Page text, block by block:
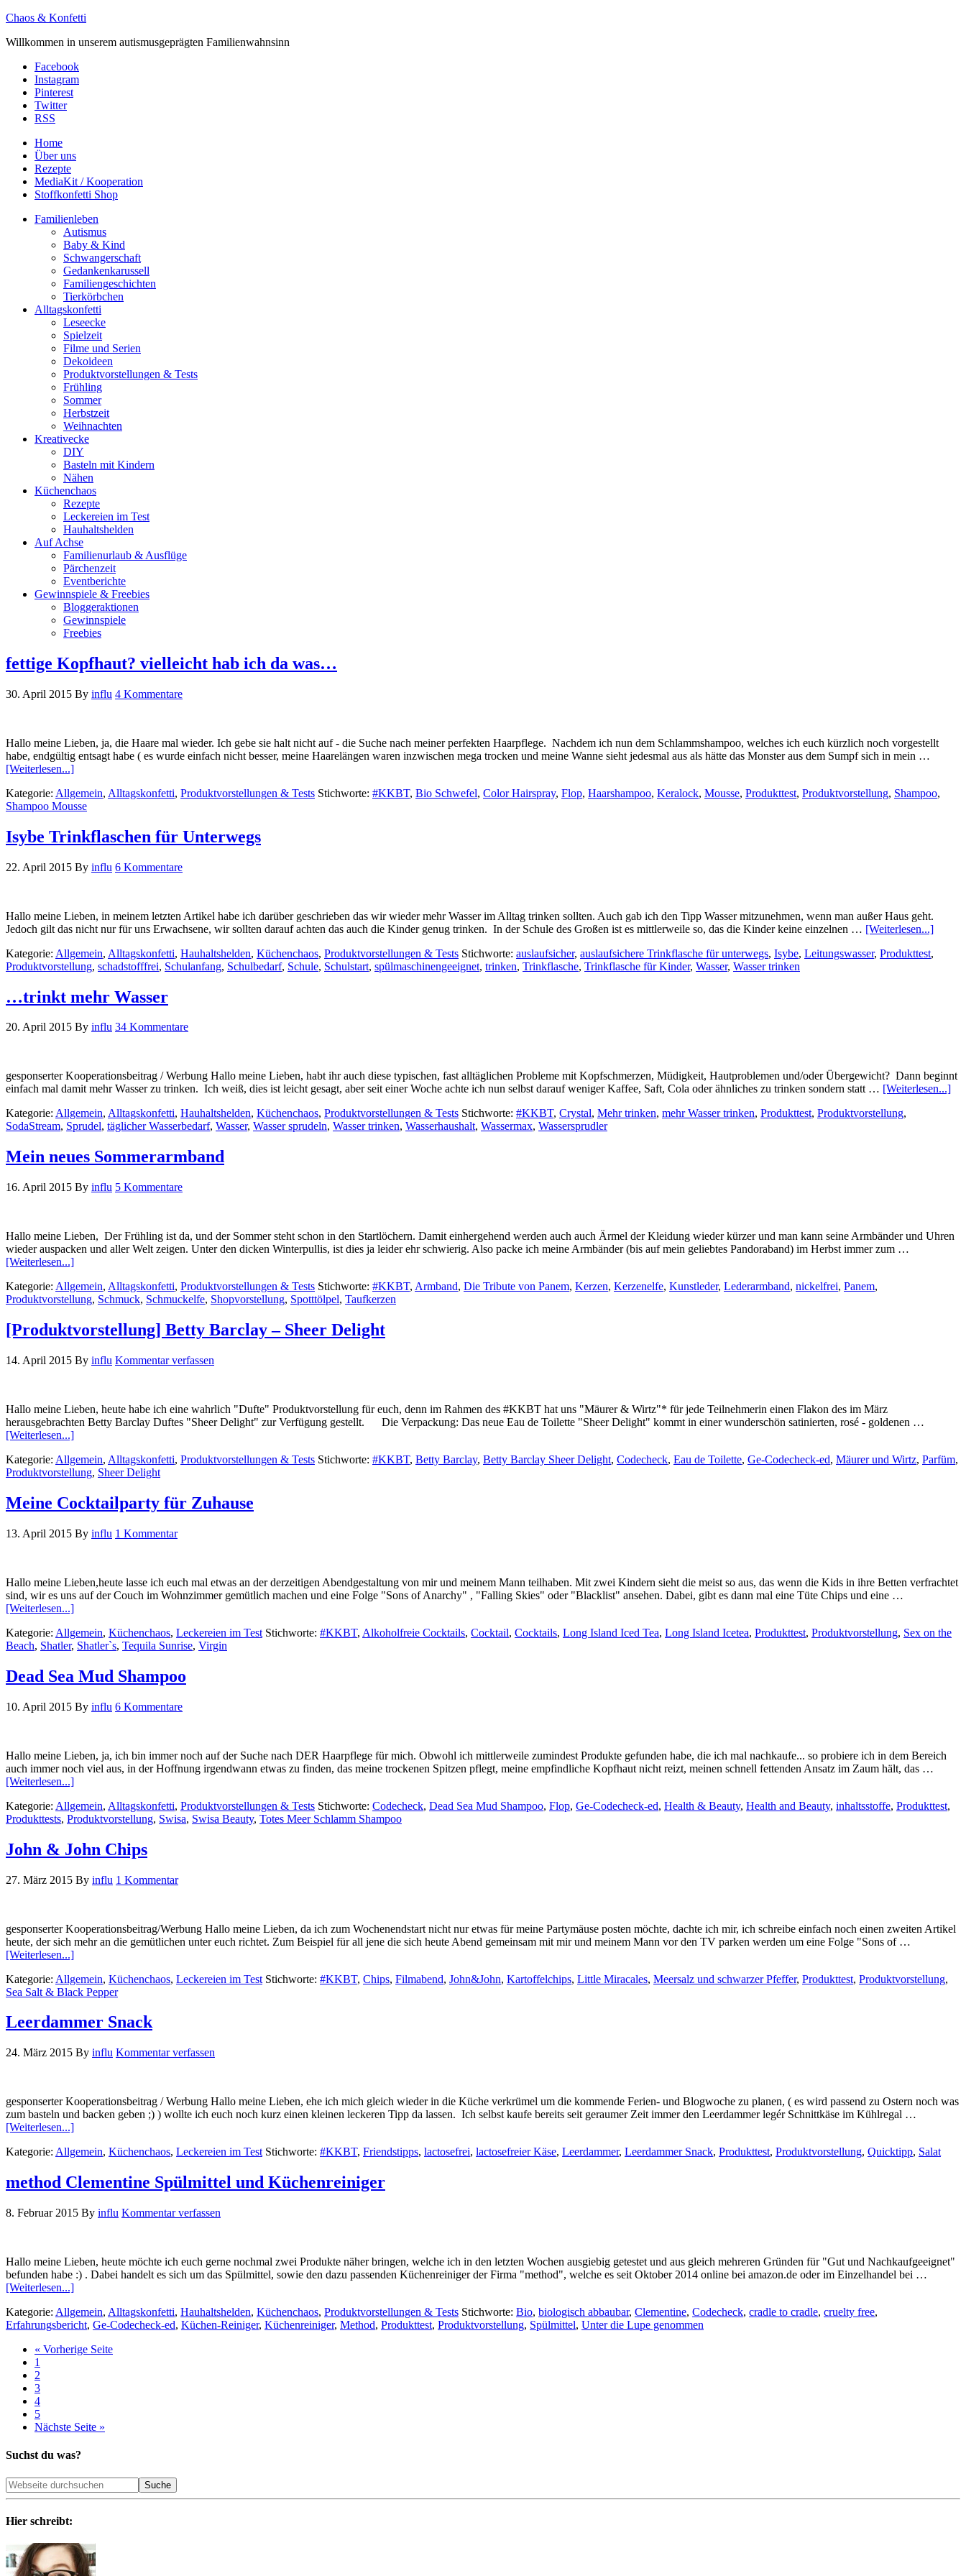
Chaos & Konfetti
Willkommen in unserem autismusgeprägten Familienwahnsinn
Facebook
Instagram
Pinterest
Twitter
RSS
Home
Über uns
Rezepte
MediaKit / Kooperation
Stoffkonfetti Shop
Familienleben
Autismus
Baby & Kind
Schwangerschaft
Gedankenkarussell
Familiengeschichten
Tierkörbchen
Alltagskonfetti
Leseecke
Spielzeit
Filme und Serien
Dekoideen
Produktvorstellungen & Tests
Frühling
Sommer
Herbstzeit
Weihnachten
Kreativecke
DIY
Basteln mit Kindern
Nähen
Küchenchaos
Rezepte
Leckereien im Test
Hauhaltshelden
Auf Achse
Familienurlaub & Ausflüge
Pärchenzeit
Eventberichte
Gewinnspiele & Freebies
Bloggeraktionen
Gewinnspiele
Freebies
fettige Kopfhaut? vielleicht hab ich da was…
30. April 2015 By influ 4 Kommentare
Hallo meine Lieben, ja, die Haare mal wieder. Ich gebe sie halt nicht auf - die Suche nach meiner perfekten Haarpflege. Nachdem ich nun dem Schlammshampoo, welches ich euch kürzlich noch vorgestellt
habe, endgültig entsagt habe ( es wurde einfach nicht besser, meine Haarelängen waren inzwischen mega trocken und meine Wanne sieht jedesmal aus als hätte das Monster aus dem Sumpf sich in mein …
[Weiterlesen...]
Kategorie: Allgemein, Alltagskonfetti, Produktvorstellungen & Tests Stichworte: #KKBT, Bio Schwefel, Color Hairspray, Flop, Haarshampoo, Keralock, Mousse, Produkttest, Produktvorstellung, Shampoo,
Shampoo Mousse
Isybe Trinkflaschen für Unterwegs
22. April 2015 By influ 6 Kommentare
Hallo meine Lieben, in meinem letzten Artikel habe ich darüber geschrieben das wir wieder mehr Wasser im Alltag trinken sollten. Auch gab ich den Tipp Wasser mitzunehmen, wenn man außer Haus geht.
Jedoch gilt das nicht nur für uns Erwachsene, wir sollten darauf achten das auch die Kinder genug trinken. In der Schule des Großen ist es mittlerweile so, das die Kinder keine einzelnen … [Weiterlesen...]
Kategorie: Allgemein, Alltagskonfetti, Hauhaltshelden, Küchenchaos, Produktvorstellungen & Tests Stichworte: auslaufsicher, auslaufsichere Trinkflasche für unterwegs, Isybe, Leitungswasser, Produkttest,
Produktvorstellung, schadstofffrei, Schulanfang, Schulbedarf, Schule, Schulstart, spülmaschinengeeignet, trinken, Trinkflasche, Trinkflasche für Kinder, Wasser, Wasser trinken
…trinkt mehr Wasser
20. April 2015 By influ 34 Kommentare
gesponserter Kooperationsbeitrag / Werbung Hallo meine Lieben, habt ihr auch diese typischen, fast alltäglichen Probleme mit Kopfschmerzen, Müdigkeit, Hautproblemen und/oder Übergewicht? Dann beginnt
einfach mal damit mehr Wasser zu trinken. Ich weiß, dies ist leicht gesagt, aber seit einer Woche achte ich nun selbst darauf weniger Kaffee, Saft, Cola oder ähnliches zu trinken sondern statt … [Weiterlesen...]
Kategorie: Allgemein, Alltagskonfetti, Hauhaltshelden, Küchenchaos, Produktvorstellungen & Tests Stichworte: #KKBT, Crystal, Mehr trinken, mehr Wasser trinken, Produkttest, Produktvorstellung,
SodaStream, Sprudel, täglicher Wasserbedarf, Wasser, Wasser sprudeln, Wasser trinken, Wasserhaushalt, Wassermax, Wassersprudler
Mein neues Sommerarmband
16. April 2015 By influ 5 Kommentare
Hallo meine Lieben, Der Frühling ist da, und der Sommer steht schon in den Startlöchern. Damit einhergehend werden auch auch Ärmel der Kleidung wieder kürzer und man kann seine Armbänder und Uhren
wieder auspacken und aller Welt zeigen. Unter den dicken Winterpullis, ist dies ja leider ehr schwierig. Also packe ich meine Armbänder (bis auf mein geliebtes Pandoraband) im Herbst immer zum …
[Weiterlesen...]
Kategorie: Allgemein, Alltagskonfetti, Produktvorstellungen & Tests Stichworte: #KKBT, Armband, Die Tribute von Panem, Kerzen, Kerzenelfe, Kunstleder, Lederarmband, nickelfrei, Panem,
Produktvorstellung, Schmuck, Schmuckelfe, Shopvorstellung, Spotttölpel, Taufkerzen
[Produktvorstellung] Betty Barclay – Sheer Delight
14. April 2015 By influ Kommentar verfassen
Hallo meine Lieben, heute habe ich eine wahrlich "Dufte" Produktvorstellung für euch, denn im Rahmen des #KKBT hat uns "Mäurer & Wirtz"* für jede Teilnehmerin einen Flakon des im März
herausgebrachten Betty Barclay Duftes "Sheer Delight" zur Verfügung gestellt. Die Verpackung: Das neue Eau de Toilette "Sheer Delight" kommt in einer wunderschön satinierten, rosé - goldenen …
[Weiterlesen...]
Kategorie: Allgemein, Alltagskonfetti, Produktvorstellungen & Tests Stichworte: #KKBT, Betty Barclay, Betty Barclay Sheer Delight, Codecheck, Eau de Toilette, Ge-Codecheck-ed, Mäurer und Wirtz, Parfüm,
Produktvorstellung, Sheer Delight
Meine Cocktailparty für Zuhause
13. April 2015 By influ 1 Kommentar
Hallo meine Lieben,heute lasse ich euch mal etwas an der derzeitigen Abendgestaltung von mir und meinem Mann teilhaben. Mit zwei Kindern sieht die meist so aus, das wenn die Kids in ihre Betten verfrachtet
sind, wir es uns auf der Couch im Wohnzimmer gemütlich machen und eine Folge "Sons of Anarchy" , "Falling Skies" oder "Blacklist" ansehen. Dabei, gibt es dann mal eine Tüte Chips und eine …
[Weiterlesen...]
Kategorie: Allgemein, Küchenchaos, Leckereien im Test Stichworte: #KKBT, Alkoholfreie Cocktails, Cocktail, Cocktails, Long Island Iced Tea, Long Island Icetea, Produkttest, Produktvorstellung, Sex on the
Beach, Shatler, Shatler`s, Tequila Sunrise, Virgin
Dead Sea Mud Shampoo
10. April 2015 By influ 6 Kommentare
Hallo meine Lieben, ja, ich bin immer noch auf der Suche nach DER Haarpflege für mich. Obwohl ich mittlerweile zumindest Produkte gefunden habe, die ich mal nachkaufe... so probiere ich in dem Bereich
auch immer noch viel aus, in der Hoffnung irgendwann etwas zu finden, das meine trockenen Spitzen pflegt, meine empfindliche Kopfhaut nicht reizt, meinen schnell fettenden Ansatz im Zaum hält, das …
[Weiterlesen...]
Kategorie: Allgemein, Alltagskonfetti, Produktvorstellungen & Tests Stichworte: Codecheck, Dead Sea Mud Shampoo, Flop, Ge-Codecheck-ed, Health & Beauty, Health and Beauty, inhaltsstoffe, Produkttest,
Produkttests, Produktvorstellung, Swisa, Swisa Beauty, Totes Meer Schlamm Shampoo
John & John Chips
27. März 2015 By influ 1 Kommentar
gesponserter Kooperationsbeitrag/Werbung Hallo meine Lieben, da ich zum Wochenendstart nicht nur etwas für meine Partymäuse posten möchte, dachte ich mir, ich schreibe einfach noch einen zweiten Artikel
heute, der sich mehr an die gemütlichen unter euch richtet. Zum Beispiel für all jene die sich heute Abend gemeinsam mit mir und meinem Mann vor den TV parken werden um eine Folge "Sons of …
[Weiterlesen...]
Kategorie: Allgemein, Küchenchaos, Leckereien im Test Stichworte: #KKBT, Chips, Filmabend, John&John, Kartoffelchips, Little Miracales, Meersalz und schwarzer Pfeffer, Produkttest, Produktvorstellung,
Sea Salt & Black Pepper
Leerdammer Snack
24. März 2015 By influ Kommentar verfassen
gesponserter Kooperationsbeitrag / Werbung Hallo meine Lieben, ehe ich mich gleich wieder in die Küche verkrümel um die kommende Ferien- und Blogwoche zu planen, ( es wird passend zu Ostern noch was
zum basteln und backen geben ;) ) wollte ich euch noch kurz einen kleinen leckeren Tipp da lassen. Ich selbst kaufe bereits seit geraumer Zeit immer den Leerdammer legér Schnittkäse im Kühlregal …
[Weiterlesen...]
Kategorie: Allgemein, Küchenchaos, Leckereien im Test Stichworte: #KKBT, Friendstipps, lactosefrei, lactosefreier Käse, Leerdammer, Leerdammer Snack, Produkttest, Produktvorstellung, Quicktipp, Salat
method Clementine Spülmittel und Küchenreiniger
8. Februar 2015 By influ Kommentar verfassen
Hallo meine Lieben, heute möchte ich euch gerne nochmal zwei Produkte näher bringen, welche ich in den letzten Wochen ausgiebig getestet und aus gleich mehreren Gründen für "Gut und Nachkaufgeeignet"
befunden habe :) . Dabei handelt es sich um das Spülmittel, sowie den dazu passenden Küchenreiniger der Firma "method", welche es seit Oktober 2014 online bei amazon.de oder im Einzelhandel bei …
[Weiterlesen...]
Kategorie: Allgemein, Alltagskonfetti, Hauhaltshelden, Küchenchaos, Produktvorstellungen & Tests Stichworte: Bio, biologisch abbaubar, Clementine, Codecheck, cradle to cradle, cruelty free,
Erfahrungsbericht, Ge-Codecheck-ed, Küchen-Reiniger, Küchenreiniger, Method, Produkttest, Produktvorstellung, Spülmittel, Unter die Lupe genommen
« Vorherige Seite
1
2
3
4
5
Nächste Seite »
Suchst du was?
Hier schreibt: